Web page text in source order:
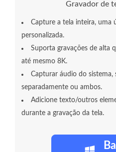
Gravador de
Capture a tela inteira, uma
personalizada.
Suporta gravações de alta
até mesmo 8K.
Capturar áudio do
separadamente ou ambos.
Adicione texto/outros
durante a gravação da tela.